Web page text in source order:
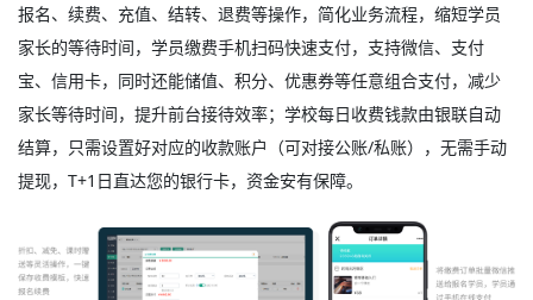
报名、续费、充值、结转、退费等操作，简化业务流程，缩短学员
家长的等待时间，学员缴费手机扫码快速支付，支持微信、支付
宝、信用卡，同时还能储值、积分、优惠券等任意组合支付，减少
家长等待时间，提升前台接待效率；学校每日收费钱款由银联自动
结算，只需设置好对应的收款账户（可对接公账/私账），无需手动
提现，T+1日直达您的银行卡，资金安有保障。